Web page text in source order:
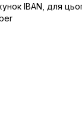
IBAN, для